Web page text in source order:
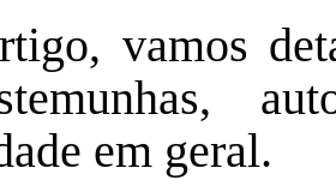
vamos
em geral.